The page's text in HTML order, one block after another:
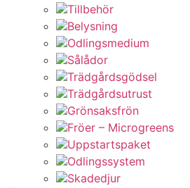
Tillbehör
Belysning
Odlingsmedium
Sålådor
Trädgårdsgödsel
Trädgårdsutrust
Grönsaksfrön
Fröer – Microgreens
Uppstartspaket
Odlingssystem
Skadedjur